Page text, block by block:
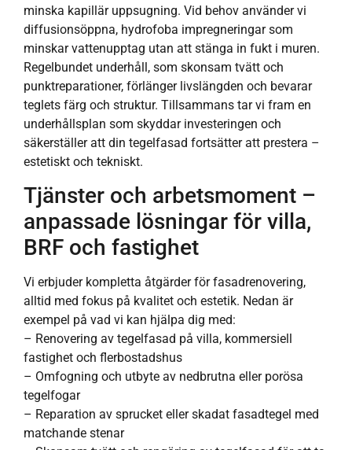
minska kapillär uppsugning. Vid behov använder vi
diffusionsöppna, hydrofoba impregneringar som
minskar vattenupptag utan att stänga in fukt i muren.
Regelbundet underhåll, som skonsam tvätt och
punktreparationer, förlänger livslängden och bevarar
teglets färg och struktur. Tillsammans tar vi fram en
underhållsplan som skyddar investeringen och
säkerställer att din tegelfasad fortsätter att prestera –
estetiskt och tekniskt.
Tjänster och arbetsmoment –
anpassade lösningar för villa,
BRF och fastighet
Vi erbjuder kompletta åtgärder för fasadrenovering,
alltid med fokus på kvalitet och estetik. Nedan är
exempel på vad vi kan hjälpa dig med:
– Renovering av tegelfasad på villa, kommersiell
fastighet och flerbostadshus
– Omfogning och utbyte av nedbrutna eller porösa
tegelfogar
– Reparation av sprucket eller skadat fasadtegel med
matchande stenar